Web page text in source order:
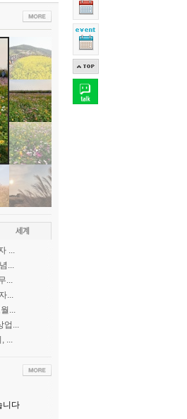
...
...
...
...
...
업...
...
니다